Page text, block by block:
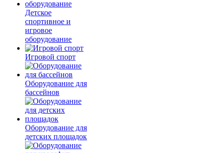
Детское
спортивное и
игровое
оборудование
Игровой спорт
Оборудование для
бассейнов
Оборудование для
детских площадок